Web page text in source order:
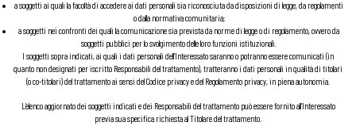
a soggetti ai quali la facoltà di accedere ai dati personali sia riconosciuta da disposizioni di legge, da regolamenti
o dalla normativa comunitaria;
a soggetti nei confronti dei quali la comunicazione sia prevista da norme di legge o di regolamento, ovvero da
soggetti pubblici per lo svolgimento delle loro funzioni istituzionali.
I soggetti sopra indicati, ai quali i dati personali dell’Interessato saranno o potranno essere comunicati (in
quanto non designati per iscritto Responsabili del trattamento), tratteranno i dati personali in qualità di titolari
(o co-titolari) del trattamento ai sensi del Codice privacy e del Regolamento privacy, in piena autonomia.
L’elenco aggiornato dei soggetti indicati e dei Responsabili del trattamento può essere fornito all’Interessato
previa sua specifica richiesta al Titolare del trattamento.